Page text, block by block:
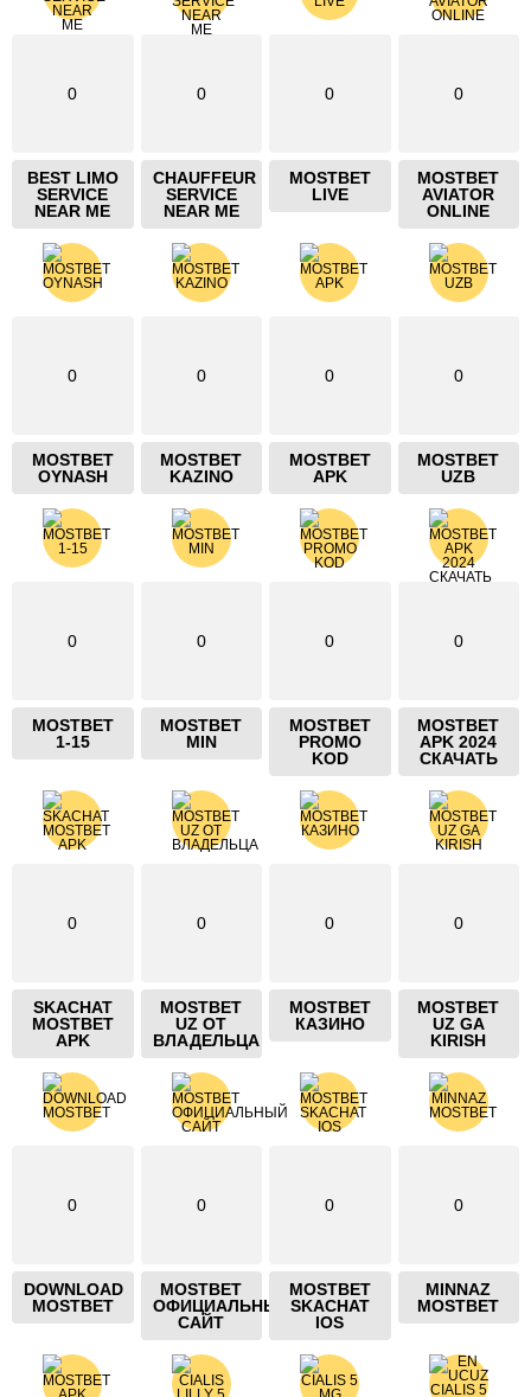
0
BEST LIMO
SERVICE
NEAR ME
0
CHAUFFEUR
SERVICE
NEAR ME
0
MOSTBET
LIVE
0
MOSTBET
AVIATOR
ONLINE
0
MOSTBET
OYNASH
0
MOSTBET
KAZINO
0
MOSTBET
APK
0
MOSTBET
UZB
0
MOSTBET
1-15
0
MOSTBET
MIN
0
MOSTBET
PROMO
KOD
0
MOSTBET
APK 2024
СКАЧАТЬ
0
SKACHAT
MOSTBET
APK
0
MOSTBET
UZ ОТ
ВЛАДЕЛЬЦА
0
MOSTBET
КАЗИНО
0
MOSTBET
UZ GA
KIRISH
0
DOWNLOAD
MOSTBET
0
MOSTBET
ОФИЦИАЛЬНЫЙ
САЙТ
0
MOSTBET
SKACHAT
IOS
0
MINNAZ
MOSTBET